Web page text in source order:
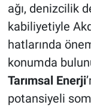
ağı, denizcilik
kabiliyetiyle
hatlarında
konumda
Tarımsal Enerji
potansiyeli